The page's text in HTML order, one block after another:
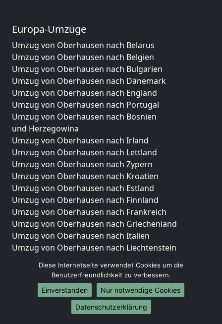
Europa-Umzüge
Umzug von Oberhausen nach Belarus
Umzug von Oberhausen nach Belgien
Umzug von Oberhausen nach Bulgarien
Umzug von Oberhausen nach Dänemark
Umzug von Oberhausen nach England
Umzug von Oberhausen nach Portugal
Umzug von Oberhausen nach Bosnien
und Herzegowina
Umzug von Oberhausen nach Irland
Umzug von Oberhausen nach Lettland
Umzug von Oberhausen nach Zypern
Umzug von Oberhausen nach Kroatien
Umzug von Oberhausen nach Estland
Umzug von Oberhausen nach Finnland
Umzug von Oberhausen nach Frankreich
Umzug von Oberhausen nach Griechenland
Umzug von Oberhausen nach Italien
Umzug von Oberhausen nach Liechtenstein
Umzug von Oberhausen nach Niederlande
Umzug von Oberhausen nach Norwegen
Umzüge-Deutschlandweit
Diese Internetseite verwendet Cookies um die
Benutzerfreundlichkeit zu verbessern.
Einverstanden
Nur notwendige Cookies
Datenschutzerklärung